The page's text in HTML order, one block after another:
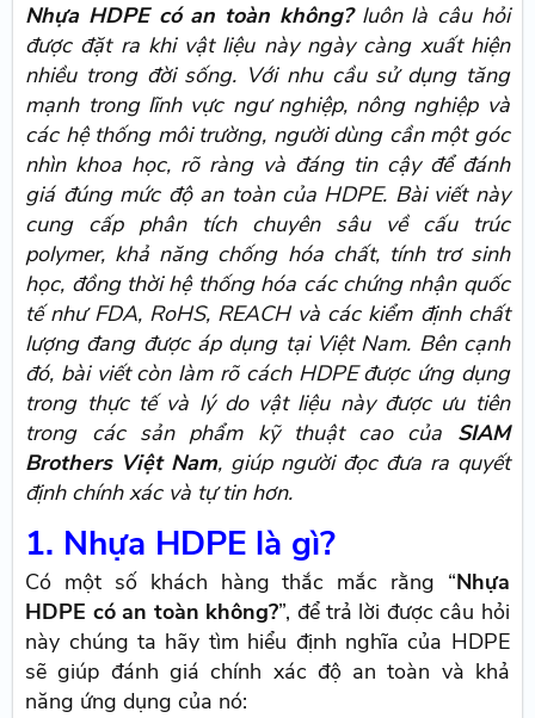
Nhựa HDPE có an toàn không?luôn là câu hỏi
được đặt ra khi vật liệu này ngày càng xuất hiện
nhiều trong đời sống. Với nhu cầu sử dụng tăng
mạnh trong lĩnh vực ngư nghiệp, nông nghiệp và
các hệ thống môi trường, người dùng cần một góc
nhìn khoa học, rõ ràng và đáng tin cậy để đánh
giá đúng mức độ an toàn của HDPE. Bài viết này
cung cấp phân tích chuyên sâu về cấu trúc
polymer, khả năng chống hóa chất, tính trơ sinh
học, đồng thời hệ thống hóa các chứng nhận quốc
tế như FDA, RoHS, REACH và các kiểm định chất
lượng đang được áp dụng tại Việt Nam. Bên cạnh
đó, bài viết còn làm rõ cách HDPE được ứng dụng
trong thực tế và lý do vật liệu này được ưu tiên
trong các sản phẩm kỹ thuật cao của SIAM
Brothers Việt Nam, giúp người đọc đưa ra quyết
định chính xác và tự tin hơn.
1. Nhựa HDPE là gì?
Có một số khách hàng thắc mắc rằng “Nhựa
HDPE có an toàn không?”, để trả lời được câu hỏi
này chúng ta hãy tìm hiểu định nghĩa của HDPE
sẽ giúp đánh giá chính xác độ an toàn và khả
năng ứng dụng của nó: